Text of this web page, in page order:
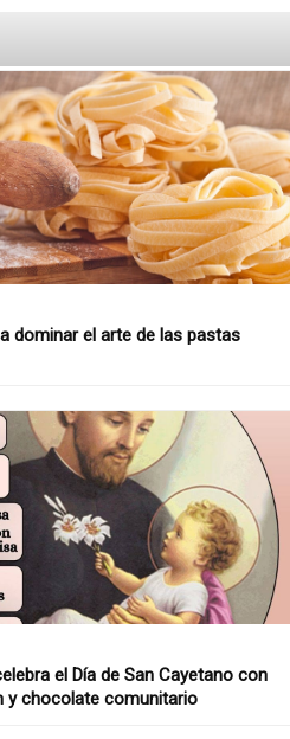
dominar el arte de las pastas
el Día de San Cayetano con
y chocolate comunitario